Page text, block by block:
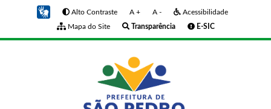
Alto Contraste A + A -
Acessibilidade
Mapa do Site
Transparência E-SIC